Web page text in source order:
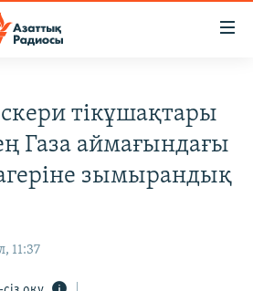
тікұшақтары
Газа аймағындағы
зымырандық
11:37